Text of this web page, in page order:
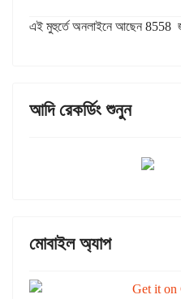
এই মুহুর্তে অনলাইনে আছেন 8558
আদি রেকর্ডিং শুনুন
মোবাইল অ্যাপ